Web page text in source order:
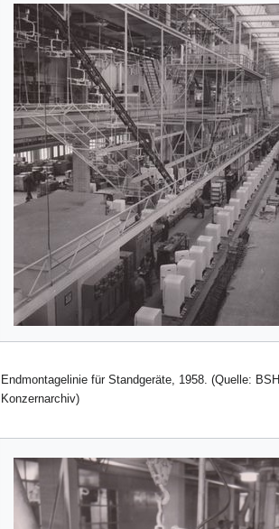
Endmontagelinie für Standgeräte, 1958. (Quelle: BSH
Konzernarchiv)